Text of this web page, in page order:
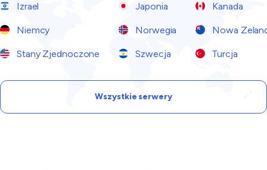
Izrael Japonia Kanada
Niemcy Norwegia Nowa
Stany Zjednoczone Szwecja Turcja
Wszystkie serwery